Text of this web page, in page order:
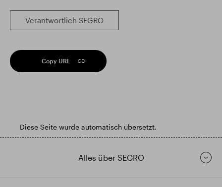
Verantwortlich SEGRO
Copy URL
Diese Seite wurde automatisch übersetzt.
Alles über SEGRO